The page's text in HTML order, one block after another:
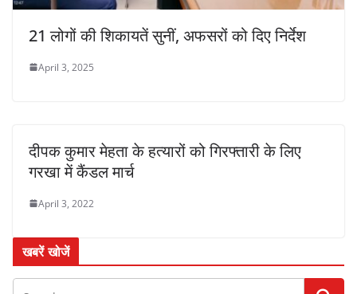
21 लोगों की शिकायतें सुनीं, अफसरों को दिए निर्देश
April 3, 2025
दीपक कुमार मेहता के हत्यारों को गिरफ्तारी के लिए
गरखा में कैंडल मार्च
April 3, 2022
खबरें खोजें